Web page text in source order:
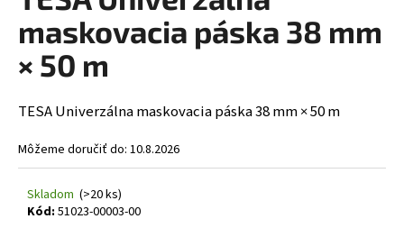
maskovacia páska 38 mm
× 50 m
TESA Univerzálna maskovacia páska 38 mm × 50 m
Môžeme doručiť do: 10.8.2026
Skladom (>20 ks)
Kód: 51023-00003-00
á
j
s
?
HĽADAŤ